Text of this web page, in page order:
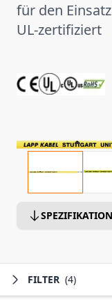
für den
UL-zertifiziert
FILTER (4)